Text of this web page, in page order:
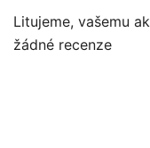
Litujeme, vašemu
žádné recenze